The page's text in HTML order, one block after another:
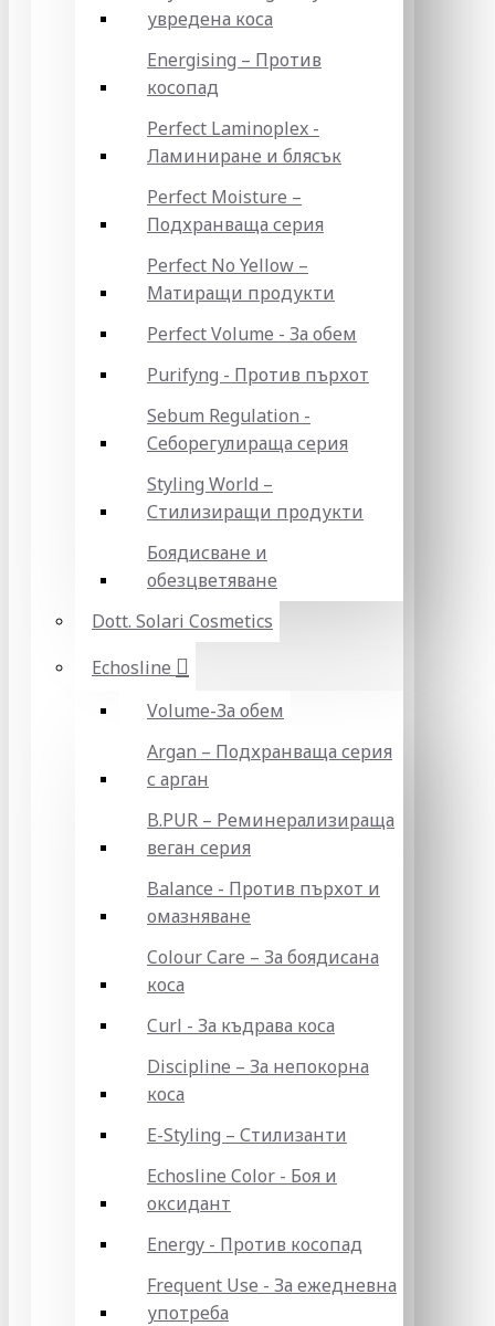
увредена коса
Energising – Против
косопад
Perfect Laminoplex -
Ламиниране и блясък
Perfect Moisture –
Подхранваща серия
Perfect No Yellow –
Матиращи продукти
Perfect Volume - За обем
Purifyng - Против пърхот
Sebum Regulation -
Себорегулираща серия
Styling World –
Стилизиращи продукти
Боядисване и
обезцветяване
Dott. Solari Cosmetics
Echosline
Volume-За обем
Argan – Подхранваща серия
с арган
B.PUR – Реминерализираща
веган серия
Balance - Против пърхот и
омазняване
Colour Care – За боядисана
коса
Curl - За къдрава коса
Discipline – За непокорна
коса
E-Styling – Стилизанти
Echosline Color - Боя и
оксидант
Energy - Против косопад
Frequent Use - За ежедневна
употреба